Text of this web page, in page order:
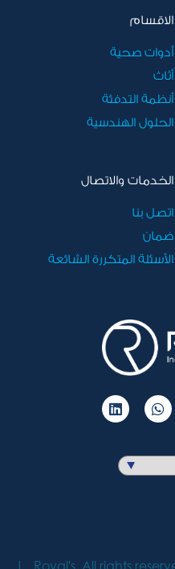
الاقسام
أدوات صحية
أثاث
أنظمة التدفئة
الحلول الهندسية
الخدمات والاتصال
اتصل بنا
ضمان
الأسئلة المتكررة الشائعة